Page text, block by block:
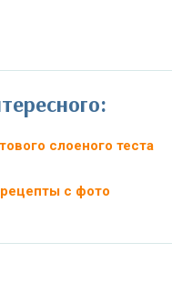
слоеного теста
с фото